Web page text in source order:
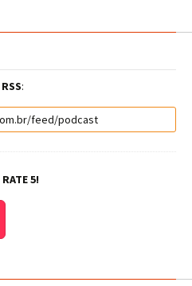
RSS:
RATE 5!